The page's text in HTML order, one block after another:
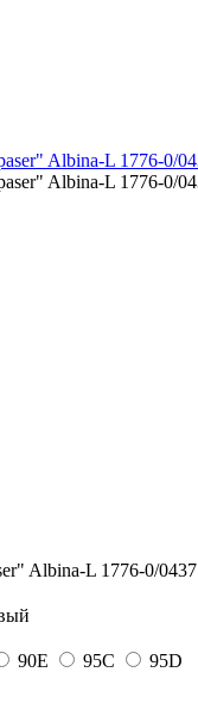
Albina-L 1776-0/0437
90E 95C
95D